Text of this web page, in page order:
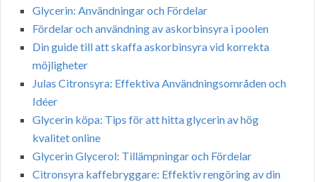
Glycerin: Användningar och Fördelar
Fördelar och användning av askorbinsyra i poolen
Din guide till att skaffa askorbinsyra vid korrekta
möjligheter
Julas Citronsyra: Effektiva Användningsområden och
Idéer
Glycerin köpa: Tips för att hitta glycerin av hög
kvalitet online
Glycerin Glycerol: Tillämpningar och Fördelar
Citronsyra kaffebryggare: Effektiv rengöring av din